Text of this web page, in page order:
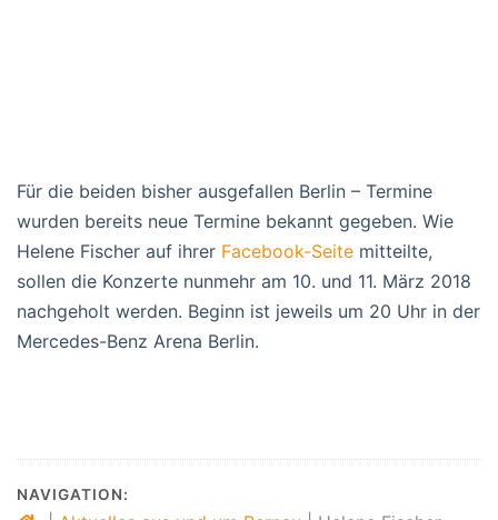
Für die beiden bisher ausgefallen Berlin – Termine
wurden bereits neue Termine bekannt gegeben. Wie
Helene Fischer auf ihrer Facebook-Seite mitteilte,
sollen die Konzerte nunmehr am 10. und 11. März 2018
nachgeholt werden. Beginn ist jeweils um 20 Uhr in der
Mercedes-Benz Arena Berlin.
NAVIGATION: